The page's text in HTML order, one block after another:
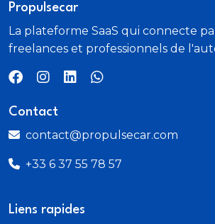
personnalisable 10.2"
Vitres latérales et AR surteintées
Volant cuir Nappa
Propulsecar
La plateforme SaaS qui connecte
freelances et professionnels de
Contact
contact@propulsecar.com
+33 6 37 55 78 57
Liens rapides